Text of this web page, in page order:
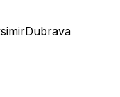
Dubrava